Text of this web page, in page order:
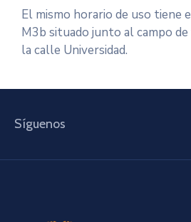
El mismo horario de uso tiene
M3b situado junto al campo
la calle Universidad.
Síguenos